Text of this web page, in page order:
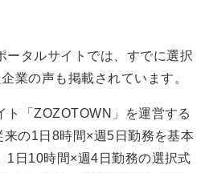
タルサイトでは、すでに選択
業の声も掲載されています。
「ZOZOTOWN」を運営する
の1日8時間×週5日勤務を基本
1日10時間×週4日勤務の選択式